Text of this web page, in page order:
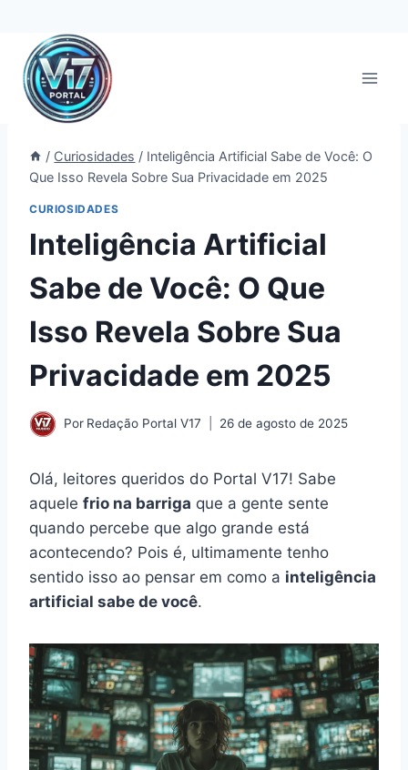
Pular
para
Conteúdo
/ Curiosidades / Inteligência Artificial Sabe de Você: O
Que Isso Revela Sobre Sua Privacidade em 2025
CURIOSIDADES
Inteligência Artificial
Sabe de Você: O Que
Isso Revela Sobre Sua
Privacidade em 2025
Por Redação Portal V17 26 de agosto de 2025
Olá, leitores queridos do Portal V17! Sabe
aquele frio na barriga que a gente sente
quando percebe que algo grande está
acontecendo? Pois é, ultimamente tenho
sentido isso ao pensar em como a inteligência
artificial sabe de você.